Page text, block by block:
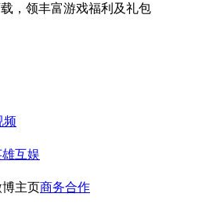
，领丰富游戏福利 及礼包
频
互娱
博主页商务合作